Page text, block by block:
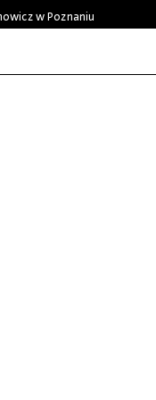
w Poznaniu